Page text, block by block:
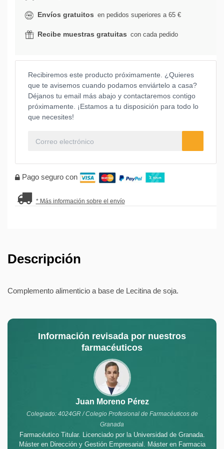
Envíos gratuitos en pedidos superiores a 65 €
Recibe muestras gratuitas con cada pedido
Recibiremos este producto próximamente. ¿Quieres
que te avisemos cuando podamos enviártelo a casa?
Déjanos tu email más abajo y contactaremos contigo
próximamente. ¡Estamos a tu disposición para todo lo
que necesites!
Pago seguro con
* Más información sobre el envío
Descripción
Complemento alimenticio a base de Lecitina de soja.
Información revisada por nuestros
farmacéuticos
Juan Moreno Pérez
Colegiado: 4024GR / Colegio Profesional de Farmacéuticos de
Granada
Farmacéutico Titular. Licenciado por la Universidad de Granada.
Máster en Dirección y Gestión Empresarial. Máster en Farmacia